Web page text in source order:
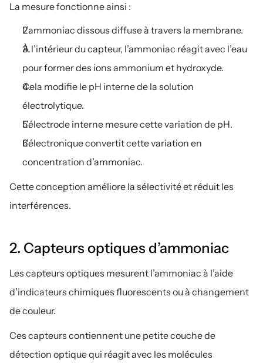
La mesure fonctionne ainsi :
L’ammoniac dissous diffuse à travers la membrane.
À l’intérieur du capteur, l’ammoniac réagit avec l’eau
pour former des ions ammonium et hydroxyde.
Cela modifie le pH interne de la solution
électrolytique.
L’électrode interne mesure cette variation de pH.
L’électronique convertit cette variation en
concentration d’ammoniac.
Cette conception améliore la sélectivité et réduit les
interférences.
2. Capteurs optiques d’ammoniac
Les capteurs optiques mesurent l’ammoniac à l’aide
d’indicateurs chimiques fluorescents ou à changement
de couleur.
Ces capteurs contiennent une petite couche de
détection optique qui réagit avec les molécules